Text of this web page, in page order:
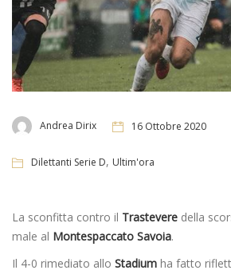
Andrea Dirix 16 Ottobre 2020
Dilettanti Serie D, Ultim'ora
La sconfitta contro il Trastevere della
male al Montespaccato Savoia.
Il 4-0 rimediato allo Stadium ha fatto